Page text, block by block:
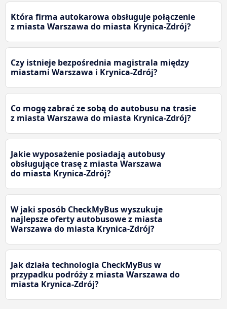
Która firma autokarowa obsługuje połączenie
z miasta Warszawa do miasta Krynica-Zdrój?
Czy istnieje bezpośrednia magistrala między
miastami Warszawa i Krynica-Zdrój?
Co mogę zabrać ze sobą do autobusu na trasie
z miasta Warszawa do miasta Krynica-Zdrój?
Jakie wyposażenie posiadają autobusy
obsługujące trasę z miasta Warszawa
do miasta Krynica-Zdrój?
W jaki sposób CheckMyBus wyszukuje
najlepsze oferty autobusowe z miasta
Warszawa do miasta Krynica-Zdrój?
Jak działa technologia CheckMyBus w
przypadku podróży z miasta Warszawa do
miasta Krynica-Zdrój?